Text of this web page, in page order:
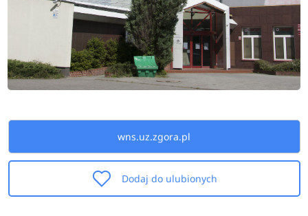
wns.uz.zgora.pl
Dodaj do ulubionych